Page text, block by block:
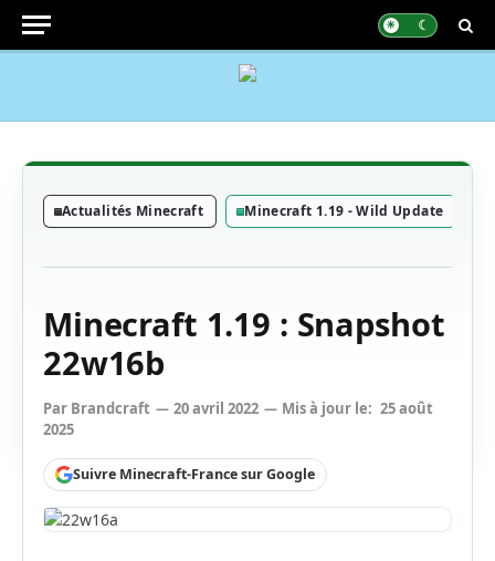
Actualités Minecraft Minecraft 1.19 - Wild Update
Minecraft 1.19 : Snapshot
22w16b
Par Brandcraft 20 avril 2022 Mis à jour le: 25 août
2025
Suivre Minecraft-France sur Google